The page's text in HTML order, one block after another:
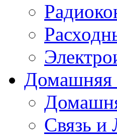
Домашняя
Связь и